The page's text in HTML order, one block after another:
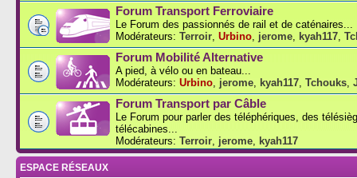
Forum Transport Ferroviaire
Le Forum des passionnés de rail et de caténaires...
Modérateurs: Terroir Urbino jerome kyah117
Forum Mobilité Alternative
A pied, à vélo ou en bateau...
Modérateurs: Urbino jerome kyah117 Tchouks
Forum Transport par Câble
Le Forum pour parler des téléphériques, des
télécabines...
Modérateurs: Terroir jerome kyah117
ESPACE RÉSEAUX